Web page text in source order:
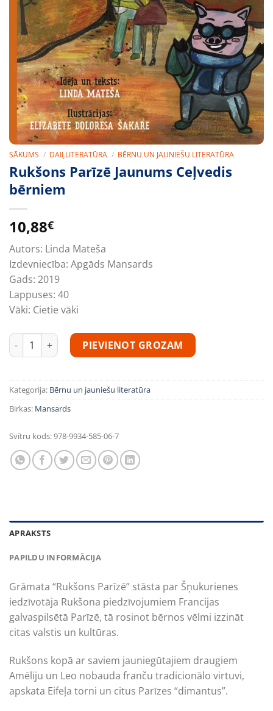
SĀKUMS / DAIĻLITERATŪRA / BĒRNU UN JAUNIEŠU LITERATŪRA
Rukšons Parīzē Jaunums Ceļvedis
bērniem
10,88€
Autors: Linda Mateša
Izdevniecība: Apgāds Mansards
Gads: 2019
Lappuses: 40
Vāki: Cietie vāki
Rukšons Parīzē Jaunums Ceļvedis bērniem daudzums
PIEVIENOT GROZAM
Kategorija: Bērnu un jauniešu literatūra
Birkas: Mansards
Svītru kods:978-9934-585-06-7
APRAKSTS
PAPILDU INFORMĀCIJA
Grāmata “Rukšons Parīzē” stāsta par Šņukurienes
iedzīvotāja Rukšona piedzīvojumiem Francijas
galvaspilsētā Parīzē, tā rosinot bērnos vēlmi izzināt
citas valstis un kultūras.
Rukšons kopā ar saviem jauniegūtajiem draugiem
Amēliju un Leo nobauda franču tradicionālo virtuvi,
apskata Eifeļa torni un citus Parīzes “dimantus”.